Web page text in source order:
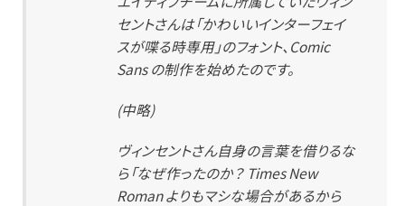
セントさんは「かわいいインターフェイ
スが喋る時専用」のフォント、Comic
Sans の制作を始めたのです。
(中略)
ヴィンセントさん自身の言葉を借りるな
ら「なぜ作ったのか？ Times New
Roman よりもマシな場合があるから